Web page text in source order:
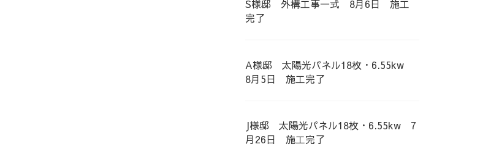
S様邸 外構工事一式 8月6日 施工
完了
A様邸 太陽光パネル18枚・6.55kw
8月5日 施工完了
J様邸 太陽光パネル18枚・6.55kw 7
月26日 施工完了